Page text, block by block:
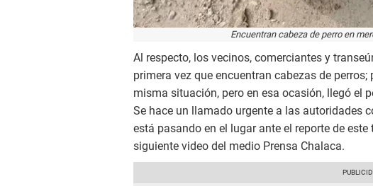
Encuentran cabeza de perro en
Al respecto, los vecinos, comerciantes y
primera vez que encuentran cabezas de
misma situación, pero en esa ocasión, llegó el
Se hace un llamado urgente a las autoridades
está pasando en el lugar ante el reporte de
siguiente video del medio Prensa Chalaca.